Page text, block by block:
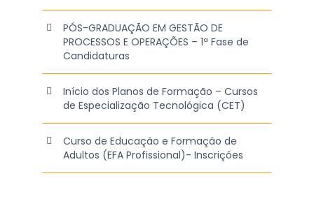
PÓS-GRADUAÇÃO EM GESTÃO DE
PROCESSOS E OPERAÇÕES – 1ª Fase de
Candidaturas
Início dos Planos de Formação – Cursos
de Especialização Tecnológica (CET)
Curso de Educação e Formação de
Adultos (EFA Profissional)- Inscrições